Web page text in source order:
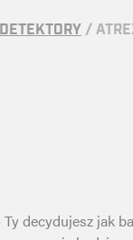
DETEKTORY/
decydujesz jak